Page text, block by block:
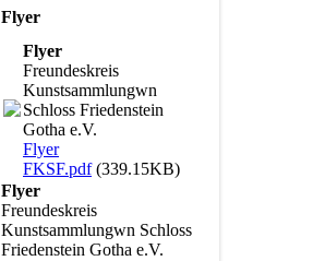
Flyer
Flyer
Freundeskreis
Kunstsammlungwn
Schloss Friedenstein
Gotha e.V.
Flyer
FKSF.pdf(339.15KB)
Flyer
Freundeskreis
Kunstsammlungwn Schloss
Friedenstein Gotha e.V.